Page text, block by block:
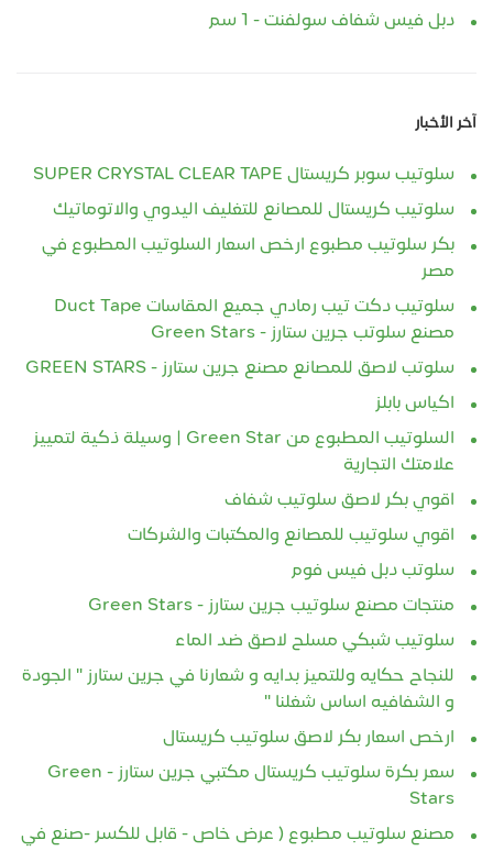
دبل فيس شفاف سولفنت - 1 سم
آخر الأخبار
سلوتيب سوبر كريستال SUPER CRYSTAL CLEAR TAPE
سلوتيب كريستال للمصانع للتغليف اليدوي والاتوماتيك
بكر سلوتيب مطبوع ارخص اسعار السلوتيب المطبوع في
مصر
سلوتيب دكت تيب رمادي جميع المقاسات Duct Tape
مصنع سلوتب جرين ستارز - Green Stars
سلوتب لاصق للمصانع مصنع جرين ستارز - GREEN STARS
اكياس بابلز
السلوتيب المطبوع من Green Star | وسيلة ذكية لتمييز
علامتك التجارية
اقوي بكر لاصق سلوتيب شفاف
اقوي سلوتيب للمصانع والمكتبات والشركات
سلوتب دبل فيس فوم
منتجات مصنع سلوتيب جرين ستارز - Green Stars
سلوتيب شبكي مسلح لاصق ضد الماء
للنجاح حكايه وللتميز بدايه و شعارنا في جرين ستارز " الجودة
و الشفافيه اساس شغلنا "
ارخص اسعار بكر لاصق سلوتيب كريستال
سعر بكرة سلوتيب كريستال مكتبي جرين ستارز - Green
Stars
مصنع سلوتيب مطبوع ( عرض خاص - قابل للكسر -صنع في